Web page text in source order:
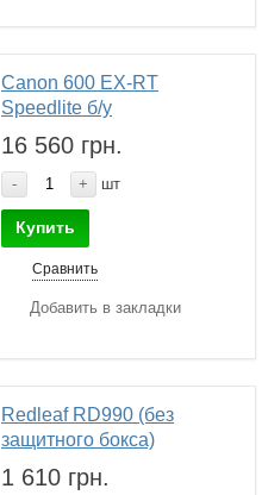
Canon 600 EX-RT
Speedlite б/у
16 560 грн.
- + шт
Купить
Сравнить
Добавить в закладки
Redleaf RD990 (без
защитного бокса)
1 610 грн.